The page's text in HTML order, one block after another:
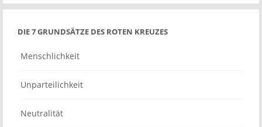
DIE 7 GRUNDSÄTZE DES ROTEN KREUZES
Menschlichkeit
Unparteilichkeit
Neutralität